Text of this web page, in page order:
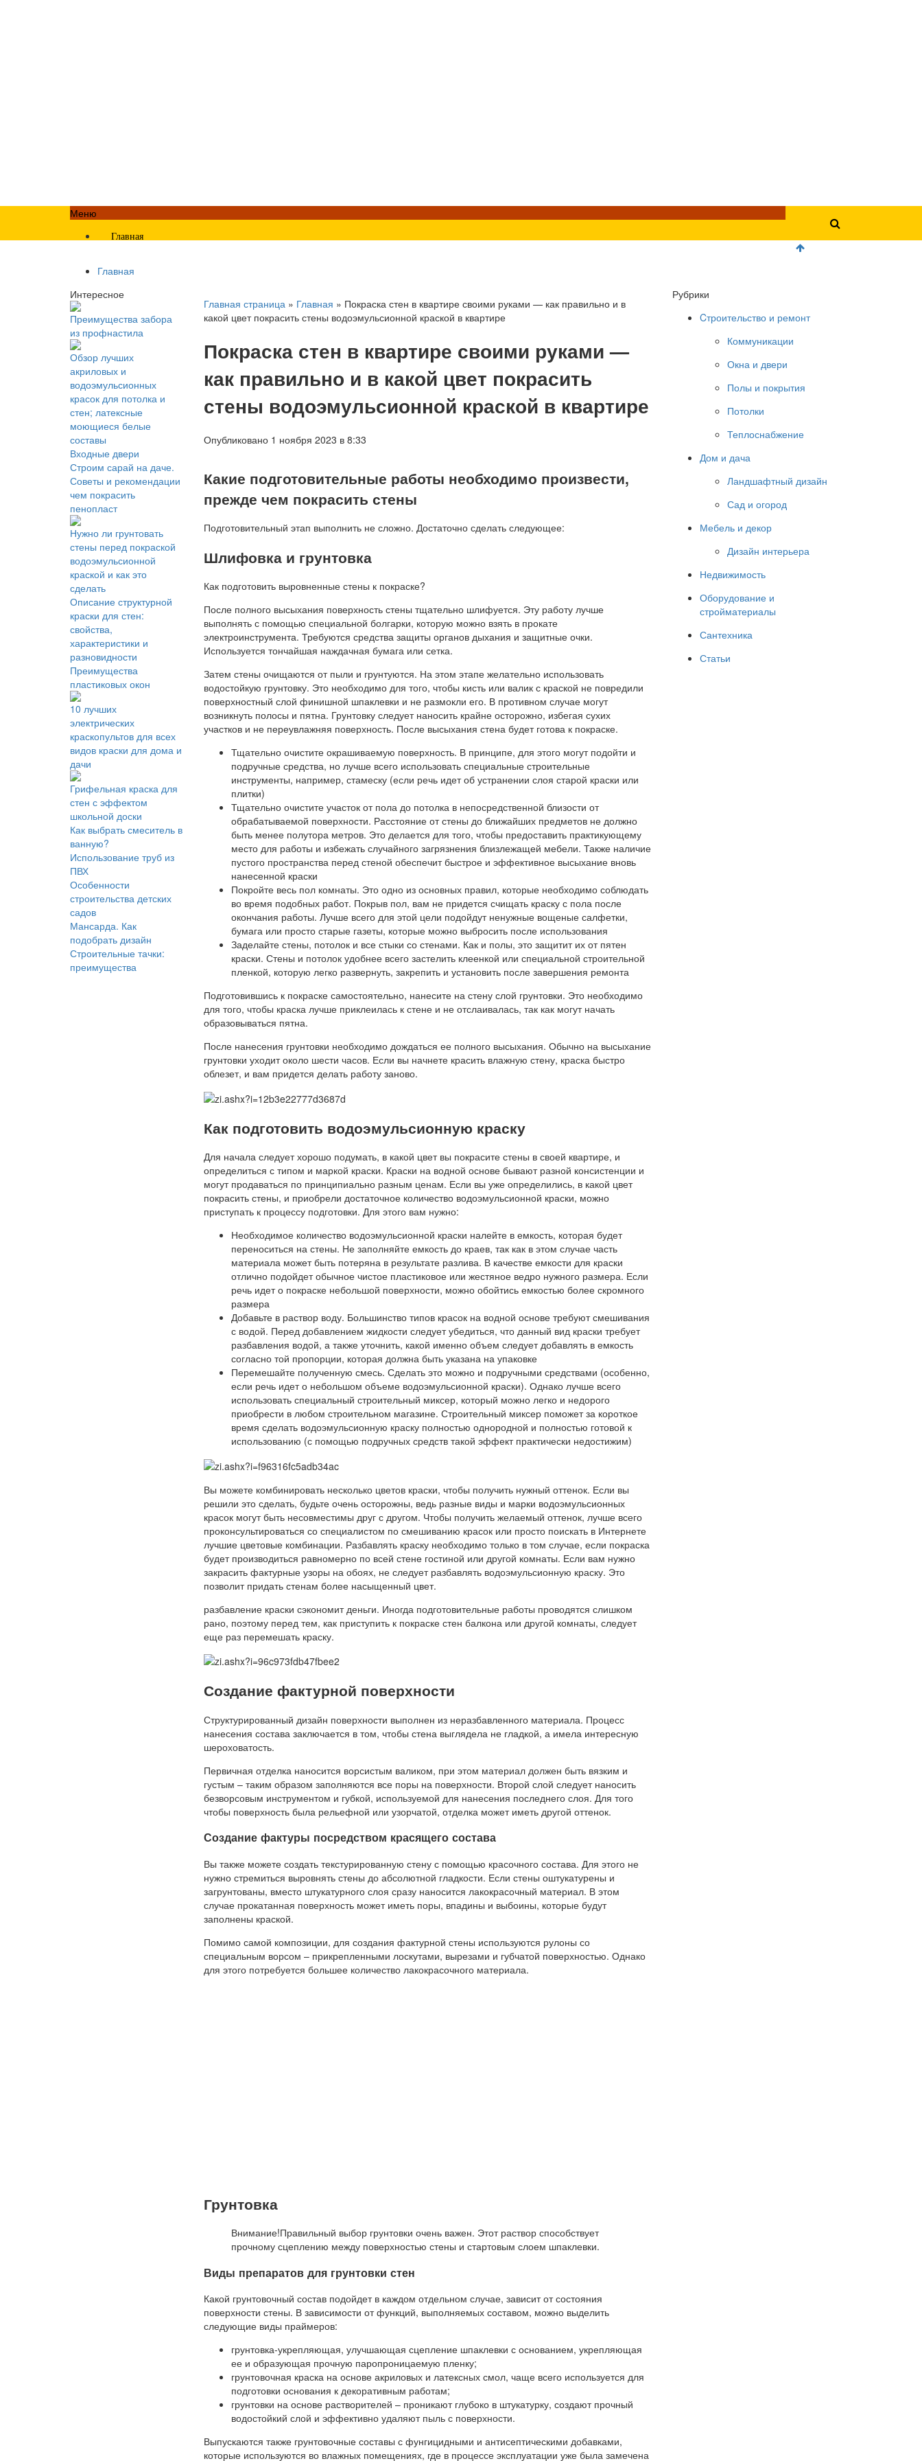
Меню
Главная
Главная
Главная страница » Главная » Покраска стен в квартире своими руками — как правильно и в
какой цвет покрасить стены водоэмульсионной краской в квартире
Покраска стен в квартире своими руками —
как правильно и в какой цвет покрасить
стены водоэмульсионной краской в квартире
Опубликовано 1 ноября 2023 в 8:33
Какие подготовительные работы необходимо произвести,
прежде чем покрасить стены
Подготовительный этап выполнить не сложно. Достаточно сделать следующее:
Шлифовка и грунтовка
Как подготовить выровненные стены к покраске?
После полного высыхания поверхность стены тщательно шлифуется. Эту работу лучше
выполнять с помощью специальной болгарки, которую можно взять в прокате
электроинструмента. Требуются средства защиты органов дыхания и защитные очки.
Используется тончайшая наждачная бумага или сетка.
Затем стены очищаются от пыли и грунтуются. На этом этапе желательно использовать
водостойкую грунтовку. Это необходимо для того, чтобы кисть или валик с краской не повредили
поверхностный слой финишной шпаклевки и не размокли его. В противном случае могут
возникнуть полосы и пятна. Грунтовку следует наносить крайне осторожно, избегая сухих
участков и не переувлажняя поверхность. После высыхания стена будет готова к покраске.
Тщательно очистите окрашиваемую поверхность. В принципе, для этого могут подойти и
подручные средства, но лучше всего использовать специальные строительные
инструменты, например, стамеску (если речь идет об устранении слоя старой краски или
плитки)
Тщательно очистите участок от пола до потолка в непосредственной близости от
обрабатываемой поверхности. Расстояние от стены до ближайших предметов не должно
быть менее полутора метров. Это делается для того, чтобы предоставить практикующему
место для работы и избежать случайного загрязнения близлежащей мебели. Также наличие
пустого пространства перед стеной обеспечит быстрое и эффективное высыхание вновь
нанесенной краски
Покройте весь пол комнаты. Это одно из основных правил, которые необходимо соблюдать
во время подобных работ. Покрыв пол, вам не придется счищать краску с пола после
окончания работы. Лучше всего для этой цели подойдут ненужные вощеные салфетки,
бумага или просто старые газеты, которые можно выбросить после использования
Заделайте стены, потолок и все стыки со стенами. Как и полы, это защитит их от пятен
краски. Стены и потолок удобнее всего застелить клеенкой или специальной строительной
пленкой, которую легко развернуть, закрепить и установить после завершения ремонта
Подготовившись к покраске самостоятельно, нанесите на стену слой грунтовки. Это необходимо
для того, чтобы краска лучше приклеилась к стене и не отслаивалась, так как могут начать
образовываться пятна.
После нанесения грунтовки необходимо дождаться ее полного высыхания. Обычно на высыхание
грунтовки уходит около шести часов. Если вы начнете красить влажную стену, краска быстро
облезет, и вам придется делать работу заново.
Как подготовить водоэмульсионную краску
Для начала следует хорошо подумать, в какой цвет вы покрасите стены в своей квартире, и
определиться с типом и маркой краски. Краски на водной основе бывают разной консистенции и
могут продаваться по принципиально разным ценам. Если вы уже определились, в какой цвет
покрасить стены, и приобрели достаточное количество водоэмульсионной краски, можно
приступать к процессу подготовки. Для этого вам нужно:
Необходимое количество водоэмульсионной краски налейте в емкость, которая будет
переноситься на стены. Не заполняйте емкость до краев, так как в этом случае часть
материала может быть потеряна в результате разлива. В качестве емкости для краски
отлично подойдет обычное чистое пластиковое или жестяное ведро нужного размера. Если
речь идет о покраске небольшой поверхности, можно обойтись емкостью более скромного
размера
Добавьте в раствор воду. Большинство типов красок на водной основе требуют смешивания
с водой. Перед добавлением жидкости следует убедиться, что данный вид краски требует
разбавления водой, а также уточнить, какой именно объем следует добавлять в емкость
согласно той пропорции, которая должна быть указана на упаковке
Перемешайте полученную смесь. Сделать это можно и подручными средствами (особенно,
если речь идет о небольшом объеме водоэмульсионной краски). Однако лучше всего
использовать специальный строительный миксер, который можно легко и недорого
приобрести в любом строительном магазине. Строительный миксер поможет за короткое
время сделать водоэмульсионную краску полностью однородной и полностью готовой к
использованию (с помощью подручных средств такой эффект практически недостижим)
Вы можете комбинировать несколько цветов краски, чтобы получить нужный оттенок. Если вы
решили это сделать, будьте очень осторожны, ведь разные виды и марки водоэмульсионных
красок могут быть несовместимы друг с другом. Чтобы получить желаемый оттенок, лучше всего
проконсультироваться со специалистом по смешиванию красок или просто поискать в Интернете
лучшие цветовые комбинации. Разбавлять краску необходимо только в том случае, если покраска
будет производиться равномерно по всей стене гостиной или другой комнаты. Если вам нужно
закрасить фактурные узоры на обоях, не следует разбавлять водоэмульсионную краску. Это
позволит придать стенам более насыщенный цвет.
разбавление краски сэкономит деньги. Иногда подготовительные работы проводятся слишком
рано, поэтому перед тем, как приступить к покраске стен балкона или другой комнаты, следует
еще раз перемешать краску.
Создание фактурной поверхности
Структурированный дизайн поверхности выполнен из неразбавленного материала. Процесс
нанесения состава заключается в том, чтобы стена выглядела не гладкой, а имела интересную
шероховатость.
Первичная отделка наносится ворсистым валиком, при этом материал должен быть вязким и
густым – таким образом заполняются все поры на поверхности. Второй слой следует наносить
безворсовым инструментом и губкой, используемой для нанесения последнего слоя. Для того
чтобы поверхность была рельефной или узорчатой, отделка может иметь другой оттенок.
Создание фактуры посредством красящего состава
Вы также можете создать текстурированную стену с помощью красочного состава. Для этого не
нужно стремиться выровнять стены до абсолютной гладкости. Если стены оштукатурены и
загрунтованы, вместо штукатурного слоя сразу наносится лакокрасочный материал. В этом
случае прокатанная поверхность может иметь поры, впадины и выбоины, которые будут
заполнены краской.
Помимо самой композиции, для создания фактурной стены используются рулоны со
специальным ворсом – прикрепленными лоскутами, вырезами и губчатой ​​поверхностью. Однако
для этого потребуется большее количество лакокрасочного материала.
Грунтовка
Внимание!Правильный выбор грунтовки очень важен. Этот раствор способствует
прочному сцеплению между поверхностью стены и стартовым слоем шпаклевки.
Виды препаратов для грунтовки стен
Какой грунтовочный состав подойдет в каждом отдельном случае, зависит от состояния
поверхности стены. В зависимости от функций, выполняемых составом, можно выделить
следующие виды праймеров:
грунтовка-укрепляющая, улучшающая сцепление шпаклевки с основанием, укрепляющая
ее и образующая прочную паропроницаемую пленку;
грунтовочная краска на основе акриловых и латексных смол, чаще всего используется для
подготовки основания к декоративным работам;
грунтовки на основе растворителей – проникают глубоко в штукатурку, создают прочный
водостойкий слой и эффективно удаляют пыль с поверхности.
Выпускаются также грунтовочные составы с фунгицидными и антисептическими добавками,
которые используются во влажных помещениях, где в процессе эксплуатации уже была замечена
Рубрики
Cтроительство и ремонт
Коммуникации
Окна и двери
Полы и покрытия
Потолки
Теплоснабжение
Дом и дача
Ландшафтный дизайн
Сад и огород
Мебель и декор
Дизайн интерьера
Недвижимость
Оборудование и
стройматериалы
Сантехника
Статьи
Интересное
Преимущества забора
из профнастила
Обзор лучших
акриловых и
водоэмульсионных
красок для потолка и
стен; латексные
моющиеся белые
составы
Входные двери
Строим сарай на даче.
Советы и рекомендации
чем покрасить
пенопласт
Нужно ли грунтовать
стены перед покраской
водоэмульсионной
краской и как это
сделать
Описание структурной
краски для стен:
свойства,
характеристики и
разновидности
Преимущества
пластиковых окон
10 лучших
электрических
краскопультов для всех
видов краски для дома и
дачи
Грифельная краска для
стен с эффектом
школьной доски
Как выбрать смеситель в
ванную?
Использование труб из
ПВХ
Особенности
строительства детских
садов
Мансарда. Как
подобрать дизайн
Строительные тачки:
преимущества